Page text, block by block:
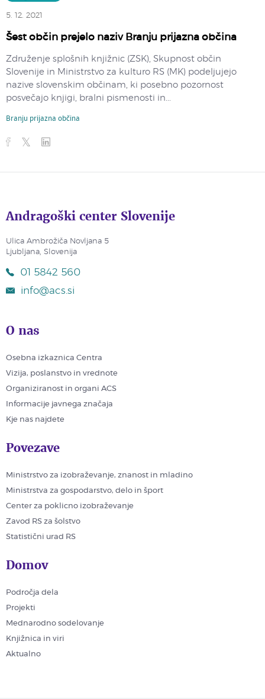
5. 12. 2021
Šest občin prejelo naziv Branju prijazna občina
Združenje splošnih knjižnic (ZSK), Skupnost občin
Slovenije in Ministrstvo za kulturo RS (MK) podeljujejo
nazive slovenskim občinam, ki posebno pozornost
posvečajo knjigi, bralni pismenosti in...
Branju prijazna občina
Andragoški center Slovenije
Ulica Ambrožiča Novljana 5
Ljubljana, Slovenija
01 5842 560
info@acs.si
O nas
Osebna izkaznica Centra
Vizija, poslanstvo in vrednote
Organiziranost in organi ACS
Informacije javnega značaja
Kje nas najdete
Povezave
Ministrstvo za izobraževanje, znanost in mladino
Ministrstva za gospodarstvo, delo in šport
Center za poklicno izobraževanje
Zavod RS za šolstvo
Statistični urad RS
Domov
Področja dela
Projekti
Mednarodno sodelovanje
Knjižnica in viri
Aktualno